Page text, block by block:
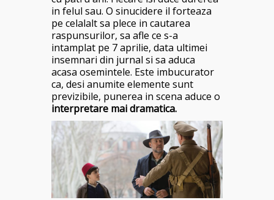
in felul sau. O sinucidere il forteaza
pe celalalt sa plece in cautarea
raspunsurilor, sa afle ce s-a
intamplat pe 7 aprilie, data ultimei
insemnari din jurnal si sa aduca
acasa osemintele. Este imbucurator
ca, desi anumite elemente sunt
previzibile, punerea in scena aduce o
interpretare mai dramatica.